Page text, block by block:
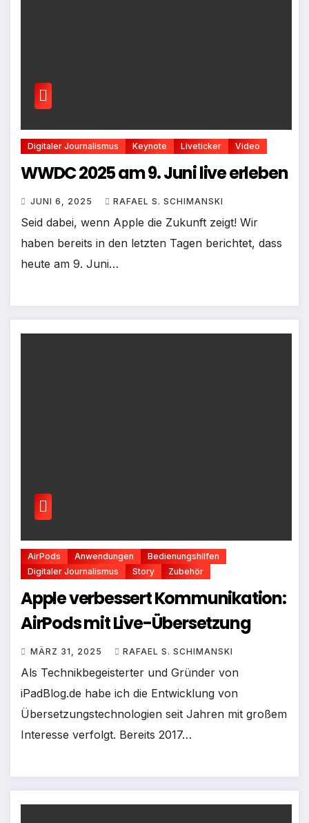
Digitaler Journalismus Keynote Liveticker Video
WWDC 2025 am 9. Juni live erleben
JUNI 6, 2025 RAFAEL S. SCHIMANSKI
Seid dabei, wenn Apple die Zukunft zeigt! Wir
haben bereits in den letzten Tagen berichtet, dass
heute am 9. Juni…
AirPods Anwendungen
Bedienungshilfen
Digitaler Journalismus
Story Zubehör
Apple verbessert Kommunikation:
AirPods mit Live-Übersetzung
MÄRZ 31, 2025 RAFAEL S. SCHIMANSKI
Als Technikbegeisterter und Gründer von
iPadBlog.de habe ich die Entwicklung von
Übersetzungstechnologien seit Jahren mit großem
Interesse verfolgt. Bereits 2017…